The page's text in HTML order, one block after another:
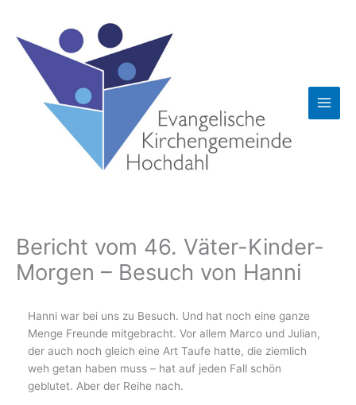
springen
Bericht vom 46. Väter-Kinder-
Morgen – Besuch von Hanni
Hanni war bei uns zu Besuch. Und hat noch eine ganze
Menge Freunde mitgebracht. Vor allem Marco und Julian,
der auch noch gleich eine Art Taufe hatte, die ziemlich
weh getan haben muss – hat auf jeden Fall schön
geblutet. Aber der Reihe nach.